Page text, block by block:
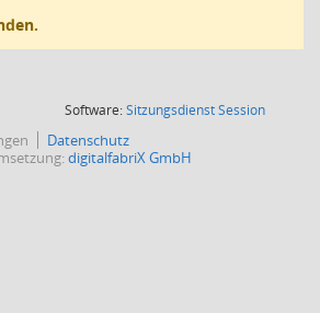
Software:SitzungsdienstSession(Wird in
Datenschutz
digitalfabriX GmbH